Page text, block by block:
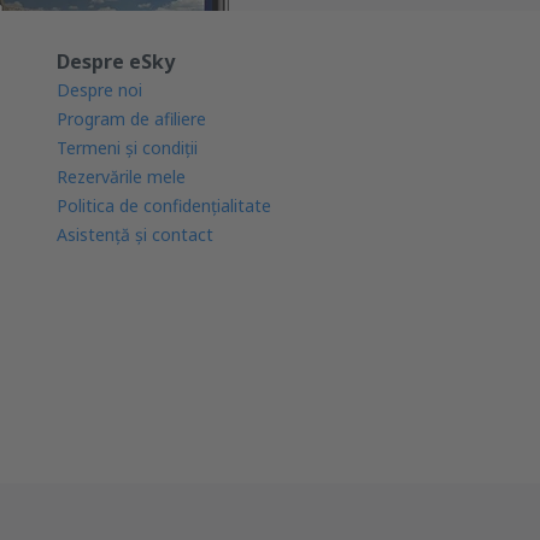
Despre eSky
Despre noi
Program de afiliere
Termeni şi condiţii
Rezervările mele
Politica de confidențialitate
Asistenţă şi contact